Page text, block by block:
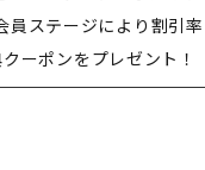
員ステージにより割引率
ーポンをプレゼント！